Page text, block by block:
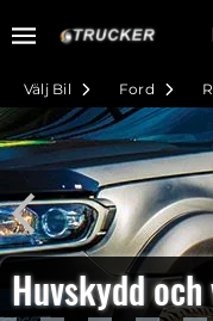
Ford
Välj Bil
Huvskydd